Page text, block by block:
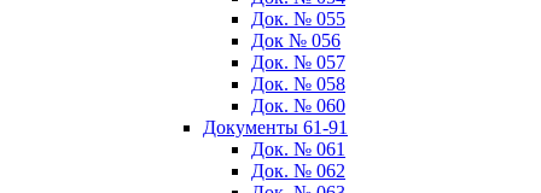
Док. № 055
Док № 056
Док. № 057
Док. № 058
Док. № 060
Документы 61-91
Док. № 061
Док. № 062